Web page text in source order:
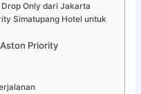
Drop Only dari Jakarta
Simatupang Hotel untuk
Priority